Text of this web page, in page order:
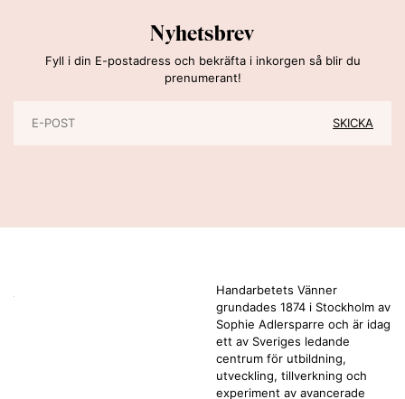
Nyhetsbrev
Fyll i din E-postadress och bekräfta i inkorgen så blir du
prenumerant!
Handarbetets Vänner
grundades 1874 i Stockholm av
Sophie Adlersparre och är idag
ett av Sveriges ledande
centrum för utbildning,
utveckling, tillverkning och
experiment av avancerade